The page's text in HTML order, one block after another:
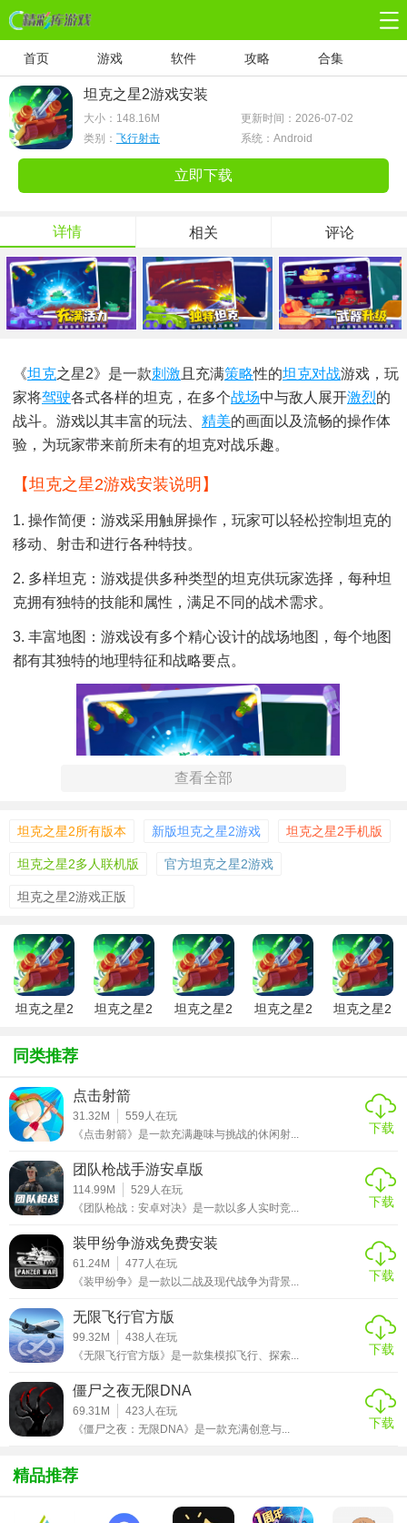
首页 游戏 软件 攻略 合集
坦克之星2游戏安装
大小： 148.16M
更新时间：2026-07-02
类别： 飞行射击 系统：Android
立即下载
详情 相关 评论
《坦克之星2》是一款刺激 且充满策略性的坦克对战游戏，玩
家将驾驶各式各样的坦克，在多个战场中与敌人展开激烈的
战斗。游戏以其丰富的玩法、 精美的画面以及流畅的操作体
验，为玩家带来前所未有的坦克对战乐趣。
【坦克之星2游戏安装说明】
1. 操作简便：游戏采用触屏操作，玩家可以轻松控制坦克的
移动、射击和进行各种特技。
2. 多样坦克：游戏提供多种类型的坦克供玩家选择，每种坦
克拥有独特的技能和属性，满足不同的战术需求。
3. 丰富地图：游戏设有多个精心设计的战场地图，每个地图
都有其独特的地理特征和战略要点。
【坦克之星2游戏安装功能】
1. 实时对战：玩家可以实时匹配全球玩家进行在线对战，感
2. 升级系统：玩家可以通过战斗获取经验值，升级坦克和武
器，提升战斗力。
3. 好友对战：支持邀请好友进行一对一或多人对战，增进友
与好友进行个性化的对战。
【坦克之星2游戏安装优势】
1. 高清画质：采用先进图形引擎，呈现细腻的游戏画面和逼
真的爆炸效果。
享受流畅的对战体验。
3. 丰富玩法：除了传统的对战模式外，还包含团队战、生存
战等多种玩法，保持游戏新鲜感。
4. 社区互动：内置论坛和社交功能，玩家可以分享战术、交
流心得，构建坦克对战爱好者的社区。
【坦克之星2游戏安装测评】
操作体验，成为了一款备受玩家喜爱的坦克对战游戏。无论
果你热爱坦克对战，那么《坦克之星2》绝对值得一试！
查看全部
坦克之星2所有版本 新版坦克之星2游戏 坦克之星2手机版
坦克之星2多人联机版 官方坦克之星2游戏
坦克之星2游戏正版
坦克之星2
坦克之星2
坦克之星2
坦克之星2
坦克之星2
同类推荐
点击射箭
31.32M 559 人在玩
《点击射箭》是一款充满趣味与挑战的休闲射...
下载
团队枪战手游安卓版
114.99M 529 人在玩
《团队枪战：安卓对决》是一款以多人实时竞...
下载
装甲纷争游戏免费安装
61.24M 477 人在玩
《装甲纷争》是一款以二战及现代战争为背景...
下载
无限飞行官方版
99.32M 438 人在玩
《无限飞行官方版》是一款集模拟飞行、探索...
下载
僵尸之夜无限DNA
69.31M 423 人在玩
《僵尸之夜：无限DNA》是一款充满创意与...
下载
精品推荐